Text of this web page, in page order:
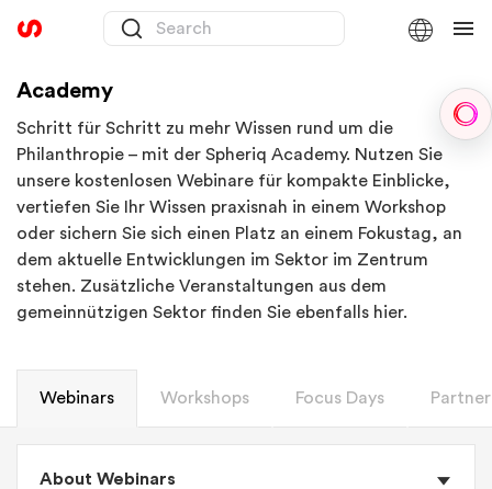
Academy
Schritt für Schritt zu mehr Wissen rund um die
Philanthropie – mit der Spheriq Academy. Nutzen Sie
unsere kostenlosen Webinare für kompakte Einblicke,
vertiefen Sie Ihr Wissen praxisnah in einem Workshop
oder sichern Sie sich einen Platz an einem Fokustag, an
dem aktuelle Entwicklungen im Sektor im Zentrum
stehen. Zusätzliche Veranstaltungen aus dem
gemeinnützigen Sektor finden Sie ebenfalls hier.
Webinars Workshops Focus Days
About Webinars